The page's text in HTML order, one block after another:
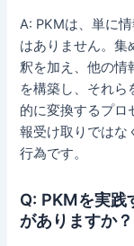
A: PKMは、単に
はありません。集
釈を加え、他の情
を構築し、それら
的に変換するプロ
報受け取りではな
行為です。
Q: PKMを実践
がありますか？